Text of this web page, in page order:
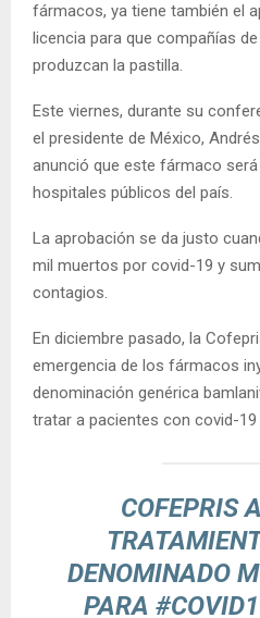
fármacos, ya tiene también el
licencia para que compañías
produzcan la pastilla.
Este viernes, durante su
el presidente de México,
anunció que este fármaco
hospitales públicos del país.
La aprobación se da justo
mil muertos por covid-19 y
contagios.
En diciembre pasado, la
emergencia de los fármacos
denominación genérica
tratar a pacientes con covid-
COFEPRIS
DENOMINADO
PARA